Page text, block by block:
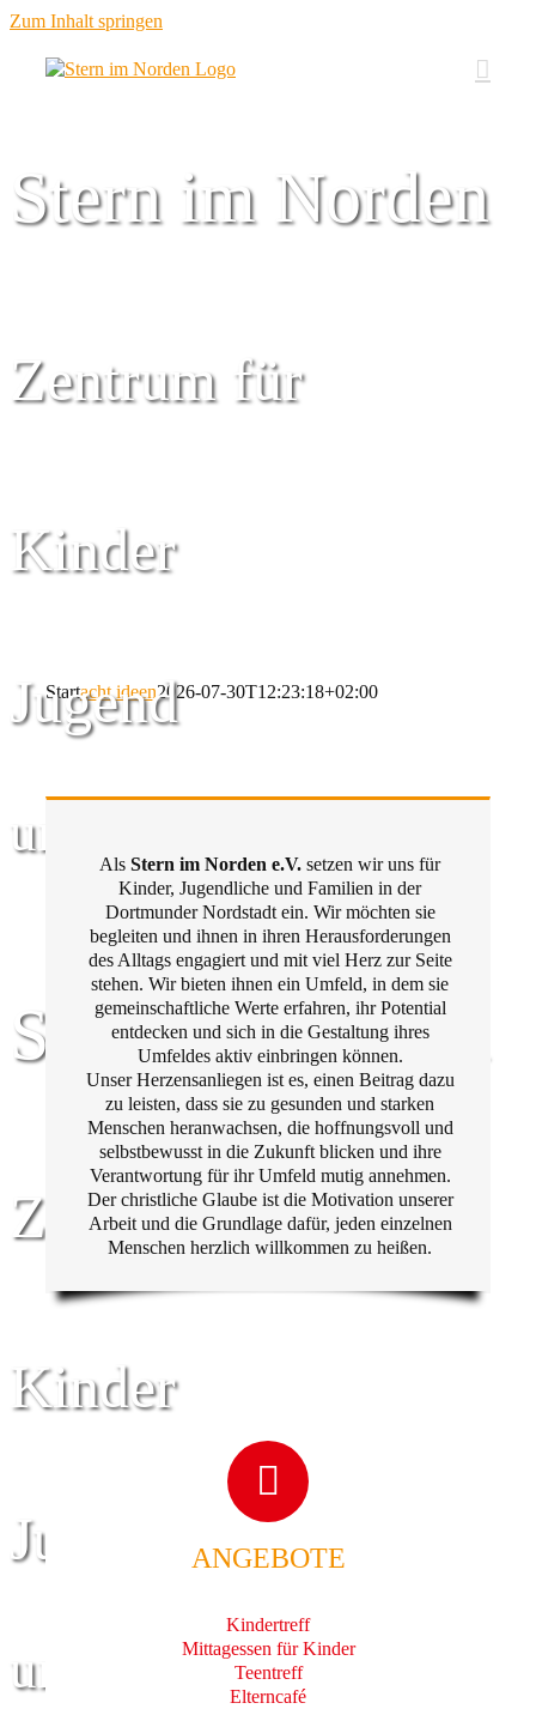
Zum Inhalt springen
Stern im Norden
Zentrum für
Kinder
Jugend
und Familie
Stern im Norden
Zentrum für
Kinder
Jugend
und Familie
Startacht ideen2026-07-30T12:23:18+02:00
Als Stern im Norden e.V. setzen wir uns für
Kinder, Jugendliche und Familien in der
Dortmunder Nordstadt ein. Wir möchten sie
begleiten und ihnen in ihren Herausforderungen
des Alltags engagiert und mit viel Herz zur Seite
stehen. Wir bieten ihnen ein Umfeld, in dem sie
gemeinschaftliche Werte erfahren, ihr Potential
entdecken und sich in die Gestaltung ihres
Umfeldes aktiv einbringen können.
Unser Herzensanliegen ist es, einen Beitrag dazu
zu leisten, dass sie zu gesunden und starken
Menschen heranwachsen, die hoffnungsvoll und
selbstbewusst in die Zukunft blicken und ihre
Verantwortung für ihr Umfeld mutig annehmen.
Der christliche Glaube ist die Motivation unserer
Arbeit und die Grundlage dafür, jeden einzelnen
Menschen herzlich willkommen zu heißen.
ANGEBOTE
Kindertreff
Mittagessen für Kinder
Teentreff
Elterncafé